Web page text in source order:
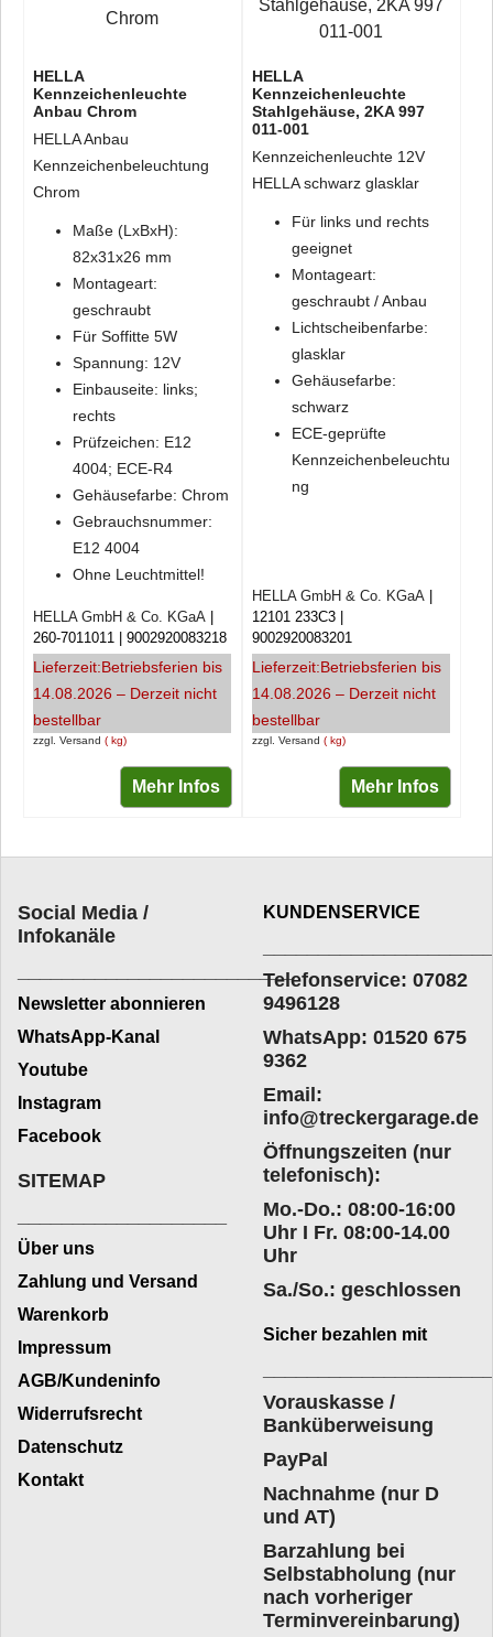
HELLA
Kennzeichenleuchte
Anbau Chrom
HELLA Anbau
Kennzeichenbeleuchtung
Chrom
Maße (LxBxH):
82x31x26 mm
Montageart:
geschraubt
Für Soffitte 5W
Spannung: 12V
Einbauseite: links;
rechts
Prüfzeichen: E12
4004; ECE-R4
Gehäusefarbe: Chrom
Gebrauchsnummer:
E12 4004
Ohne Leuchtmittel!
zzgl. Versand kg
HELLA GmbH & Co. KGaA
260-7011011
9002920083218
Lieferzeit:Betriebsferien bis
14.08.2026 – Derzeit nicht
bestellbar
Mehr Infos
HELLA
Kennzeichenleuchte
Stahlgehäuse, 2KA 997
011-001
Kennzeichenleuchte 12V
HELLA schwarz glasklar
Für links und rechts
geeignet
Montageart:
geschraubt / Anbau
Lichtscheibenfarbe:
glasklar
Gehäusefarbe:
schwarz
ECE-geprüfte
Kennzeichenbeleuchtu
ng
zzgl. Versand kg
HELLA GmbH & Co. KGaA
12101 233C3
9002920083201
Lieferzeit:Betriebsferien bis
14.08.2026 – Derzeit nicht
bestellbar
Mehr Infos
Social Media /
Infokanäle
_________________________
Newsletter abonnieren
WhatsApp-Kanal
Youtube
Instagram
Facebook
KUNDENSERVICE
Telefonservice: 07082
9496128
WhatsApp: 01520 675
9362
Email:
info@treckergarage.de
Öffnungszeiten (nur
telefonisch):
Mo.-Do.: 08:00-16:00
Uhr I Fr. 08:00-14.00
Uhr
Sa./So.: geschlossen
SITEMAP
Über uns
Zahlung und Versand
Warenkorb
Impressum
AGB/Kundeninfo
Widerrufsrecht
Datenschutz
Kontakt
Sicher bezahlen mit
Vorauskasse /
Banküberweisung
PayPal
Nachnahme (nur D
und AT)
Barzahlung bei
Selbstabholung (nur
nach vorheriger
Terminvereinbarung)